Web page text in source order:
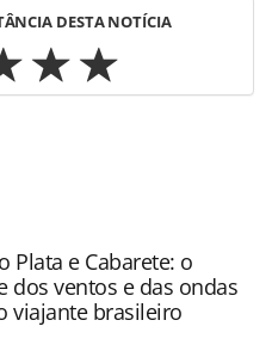
DESTA NOTÍCIA
mercado/destinos/2021/10/
e-destaque-no-
oferecidas na página.
PANROTAS Editora é
sobre direito autoral.
autorização da PANROTAS
Plata e Cabarete: o
dos ventos e das ondas
viajante brasileiro